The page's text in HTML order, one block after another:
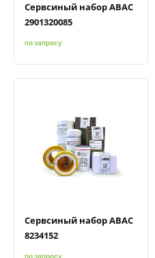
Сервсиный набор ABAC
2901320085
по запросу
Быстрый просмотр
Добавить к сравнению
Добавить в избранное
Сервсиный набор ABAC
8234152
по запросу